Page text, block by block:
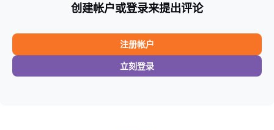
创建帐户或登录来提出评论
注册帐户
立刻登录